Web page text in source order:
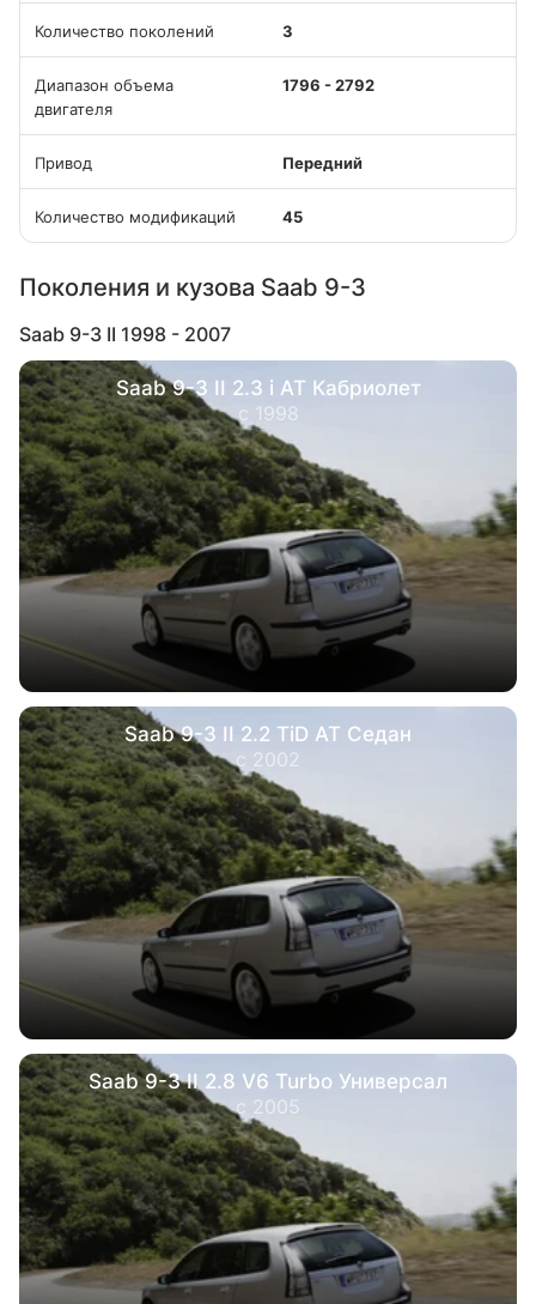
Количество поколений 3
Диапазон объема
двигателя
1796 - 2792
Привод Передний
Количество модификаций 45
Поколения и кузова Saab 9-3
Saab 9-3 II 1998 - 2007
Saab 9-3 II 2.3 i AT Кабриолет
с 1998
Saab 9-3 II 2.2 TiD AT Седан
с 2002
Saab 9-3 II 2.8 V6 Turbo Универсал
с 2005